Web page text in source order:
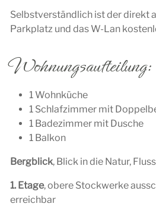
Selbstverständlich ist der direkt
Parkplatz und das W-Lan
Wohnungsaufteilung:
1 Wohnküche
1 Schlafzimmer mit
1 Badezimmer mit Dusche
1 Balkon
Bergblick, Blick in die Natur,
1. Etage, obere Stockwerke
erreichbar